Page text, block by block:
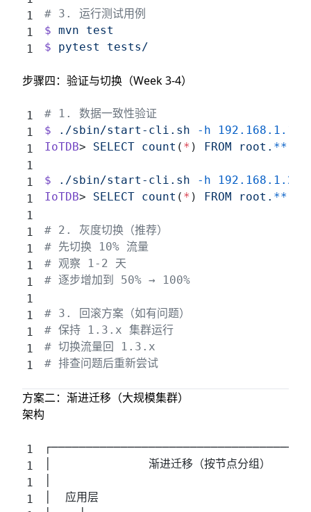
# 3. 运行测试用例
$ mvn test
$ pytest tests/
步骤四：验证与切换（Week 3-4）
# 1. 数据一致性验证
$ ./sbin/start-cli.sh -h 192.168.1.10
IoTDB> SELECT count ( * ) FROM root. **
$ ./sbin/start-cli.sh -h 192.168.1.20
IoTDB> SELECT count ( * ) FROM root. **
# 2. 灰度切换（推荐）
# 先切换 10% 流量
# 观察 1-2 天
# 逐步增加到 50% → 100%
# 3. 回滚方案（如有问题）
# 保持 1.3.x 集群运行
# 切换流量回 1.3.x
# 排查问题后重新尝试
方案二：渐进迁移（大规模集群）
架构
│              渐进迁移（按节点分组
│  应用层